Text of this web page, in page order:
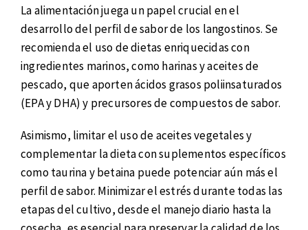
La alimentación juega un papel crucial en el
desarrollo del perfil de sabor de los langostinos. Se
recomienda el uso de dietas enriquecidas con
ingredientes marinos, como harinas y aceites de
pescado, que aporten ácidos grasos poliinsaturados
(EPA y DHA) y precursores de compuestos de sabor.
Asimismo, limitar el uso de aceites vegetales y
complementar la dieta con suplementos específicos
como taurina y betaina puede potenciar aún más el
perfil de sabor. Minimizar el estrés durante todas las
etapas del cultivo, desde el manejo diario hasta la